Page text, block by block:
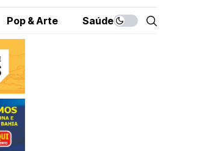
Pop & Arte Saúde